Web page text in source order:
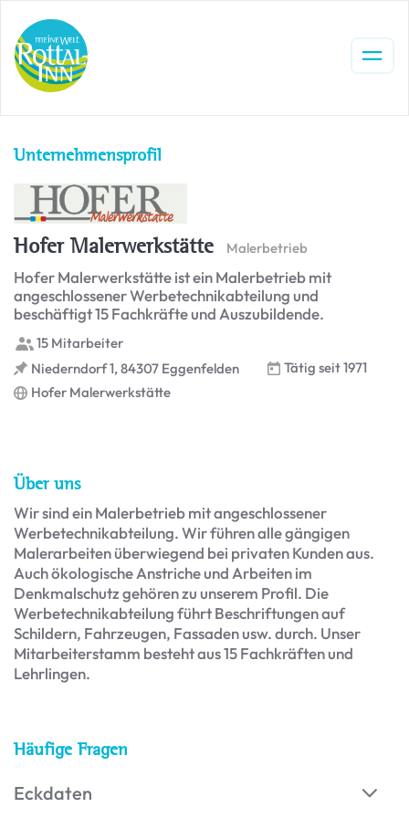
Unternehmensprofil
Hofer Malerwerkstätte Malerbetrieb
Hofer Malerwerkstätte ist ein Malerbetrieb mit
angeschlossener Werbetechnikabteilung und
beschäftigt 15 Fachkräfte und Auszubildende.
15 Mitarbeiter
Niederndorf 1, 84307 Eggenfelden
Tätig seit 1971
Hofer Malerwerkstätte
Über uns
Wir sind ein Malerbetrieb mit angeschlossener
Werbetechnikabteilung. Wir führen alle gängigen
Malerarbeiten überwiegend bei privaten Kunden aus.
Auch ökologische Anstriche und Arbeiten im
Denkmalschutz gehören zu unserem Profil. Die
Werbetechnikabteilung führt Beschriftungen auf
Schildern, Fahrzeugen, Fassaden usw. durch. Unser
Mitarbeiterstamm besteht aus 15 Fachkräften und
Lehrlingen.
Häufige Fragen
Eckdaten